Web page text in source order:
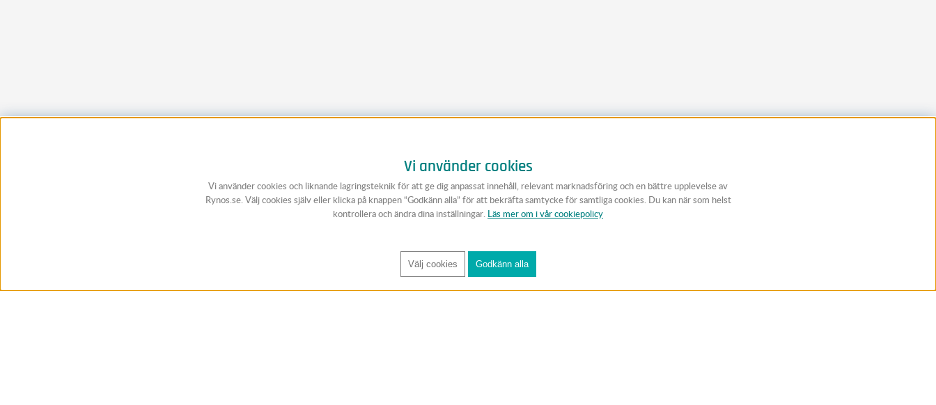
Vi använder cookies
Vi använder cookies och liknande lagringsteknik för att ge dig anpassat innehåll, relevant marknadsföring och en bättre upplevelse av
Rynos.se. Välj cookies själv eller klicka på knappen “Godkänn alla” för att bekräfta samtycke för samtliga cookies. Du kan när som helst
kontrollera och ändra dina inställningar. Läs mer om i vår cookiepolicy
Välj cookies Godkänn alla